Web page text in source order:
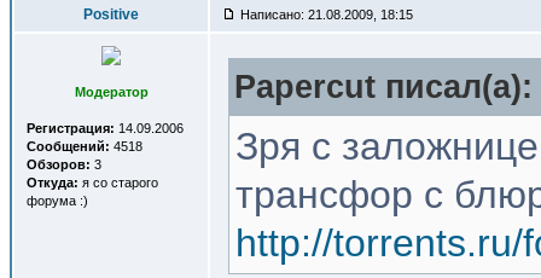
Positive Написано: 21.08.2009, 18:15
Модератор
Регистрация: 14.09.2006
Сообщений: 4518
Обзоров: 3
Откуда: я со старого
форума :)
Papercut писал(a):
Зря с
трансфор с
http://torrents.ru/